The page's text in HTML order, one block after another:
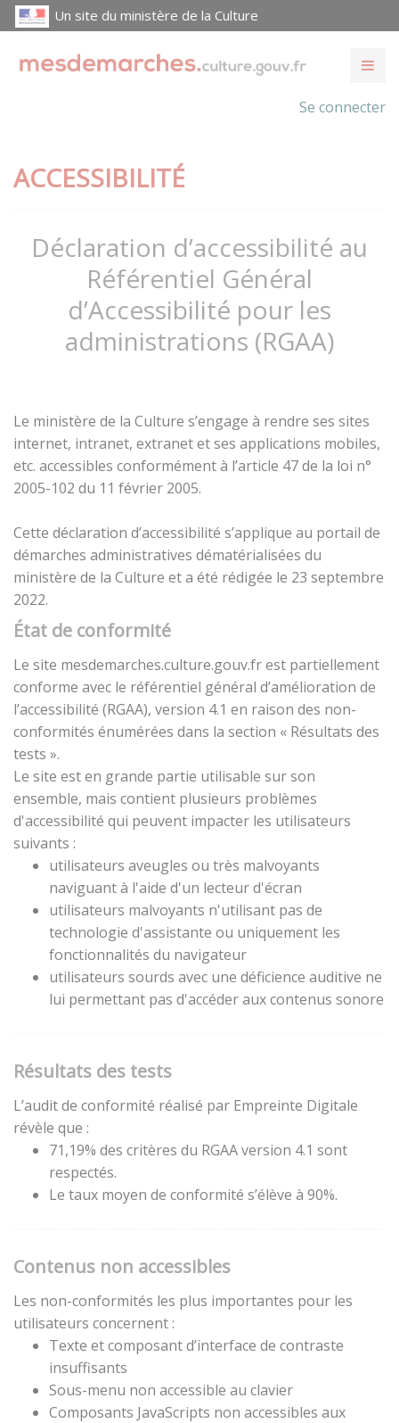
Un site du ministère de la Culture
Se connecter
ACCESSIBILITÉ
Déclaration d’accessibilité au
Référentiel Général
d’Accessibilité pour les
administrations (RGAA)
Le ministère de la Culture s’engage à rendre ses sites
internet, intranet, extranet et ses applications mobiles,
etc. accessibles conformément à l’article 47 de la loi n°
2005-102 du 11 février 2005.
Cette déclaration d’accessibilité s’applique au portail de
démarches administratives dématérialisées du
ministère de la Culture et a été rédigée le 23 septembre
2022.
État de conformité
Le site mesdemarches.culture.gouv.fr est partiellement
conforme avec le référentiel général d’amélioration de
l’accessibilité (RGAA), version 4.1 en raison des non-
conformités énumérées dans la section « Résultats des
tests ».
Le site est en grande partie utilisable sur son
ensemble, mais contient plusieurs problèmes
d'accessibilité qui peuvent impacter les utilisateurs
suivants :
utilisateurs aveugles ou très malvoyants
naviguant à l'aide d'un lecteur d'écran
utilisateurs malvoyants n'utilisant pas de
technologie d'assistante ou uniquement les
fonctionnalités du navigateur
utilisateurs sourds avec une déficience auditive ne
lui permettant pas d'accéder aux contenus sonore
Résultats des tests
L’audit de conformité réalisé par Empreinte Digitale
révèle que :
71,19% des critères du RGAA version 4.1 sont
respectés.
Le taux moyen de conformité s’élève à 90%.
Contenus non accessibles
Les non-conformités les plus importantes pour les
utilisateurs concernent :
Texte et composant d’interface de contraste
insuffisants
Sous-menu non accessible au clavier
Composants JavaScripts non accessibles aux